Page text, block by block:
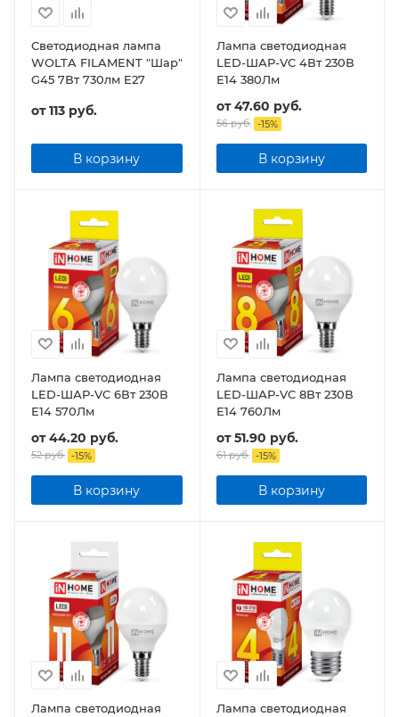
Светодиодная лампа
WOLTA FILAMENT "Шар"
G45 7Вт 730лм E27
от113 руб.
В корзину
Лампа светодиодная
LED-ШАР-VC 4Вт 230В
Е14 380Лм
от47.60 руб.
56 руб. -15%
В корзину
Лампа светодиодная
LED-ШАР-VC 6Вт 230В
Е14 570Лм
от44.20 руб.
52 руб. -15%
В корзину
Лампа светодиодная
LED-ШАР-VC 8Вт 230В
Е14 760Лм
от51.90 руб.
61 руб. -15%
В корзину
Лампа светодиодная
Лампа светодиодная